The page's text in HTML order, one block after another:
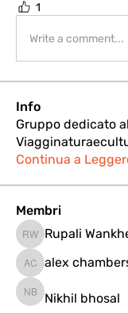
1
Write a comment...
Info
Gruppo dedicato
Continua a
Membri
Rupali Wankhede
Rupali
alex chambers
alex
Nikhil bhosal
Nikhil bhosal